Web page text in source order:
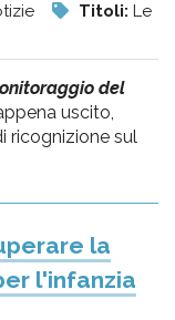
Titoli: Le
del
uscito,
ricognizione sul
la
l'infanzia